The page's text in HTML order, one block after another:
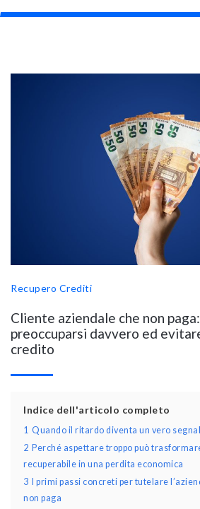
Recupero Crediti
Cliente aziendale che non
preoccuparsi davvero ed
credito
Indice dell'articolo completo
1 Quando il ritardo diventa un vero
2 Perché aspettare troppo può
recuperabile in una perdita economica
3
I primi passi concreti per tutelare
non paga